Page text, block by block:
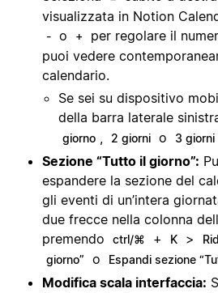
visualizzata in Notion
- o +
per regolare il
puoi vedere
calendario.
Se sei su dispositivo
della barra laterale
giorno , 2 giorni o 3 giorni
Sezione “Tutto il giorno”:
espandere la sezione del
gli eventi di un’intera
due frecce nella colonna
premendo
ctrl/⌘ + K >
giorno”
o Espandi sezione
Modifica scala interfaccia: